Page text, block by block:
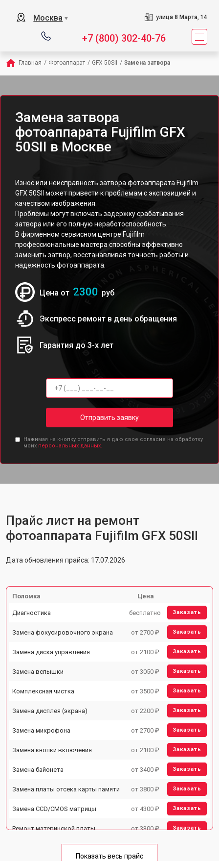
Москва ▼ улица 8 Марта, 14
+7 (800) 302-40-76
Главная / Фотоаппарат / GFX 50SII / Замена затвора
Замена затвора
фотоаппарата Fujifilm GFX
50SII в Москве
Износ или неисправность затвора фотоаппарата Fujifilm
GFX 50SII может привести к проблемам с экспозицией и
качеством изображения.
Проблемы могут включать задержку срабатывания
затвора или его полную неработоспособность.
В фирменном сервисном центре Fujifilm
профессиональные мастера способны эффективно
заменить затвор, восстанавливая точность работы и
надежность фотоаппарата.
Цена от 2300 руб
Экспресс ремонт в день обращения
Гарантия до 3-х лет
Отправить заявку
Нажимая на кнопку отправить я даю свое согласие на обработку
моих персональных данных.
Прайс лист на ремонт
фотоаппарата Fujifilm GFX 50SII
Дата обновления прайса: 17.07.2026
Поломка Цена
Диагностика бесплатно Заказать
Замена фокусировочного экрана от 2700 ₽ Заказать
Замена диска управления от 2100 ₽ Заказать
Замена вспышки от 3050 ₽ Заказать
Комплексная чистка от 3500 ₽ Заказать
Замена дисплея (экрана) от 2200 ₽ Заказать
Замена микрофона от 2700 ₽ Заказать
Замена кнопки включения от 2100 ₽ Заказать
Замена байонета от 3400 ₽ Заказать
Замена платы отсека карты памяти от 3800 ₽ Заказать
Замена CCD/CMOS матрицы от 4300 ₽ Заказать
Ремонт материнской платы от 3300 ₽ Заказать
Показать весь прайс